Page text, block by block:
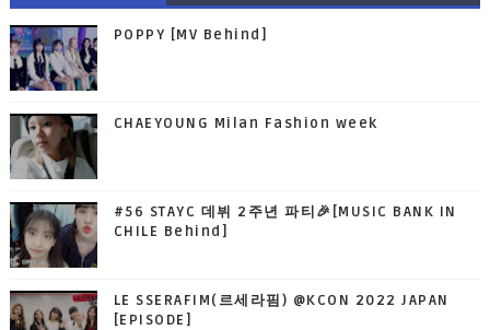
POPPY [MV Behind]
CHAEYOUNG Milan Fashion week
#56 STAYC 데뷔 2주년 파티🎉[MUSIC BANK IN
CHILE Behind]
LE SSERAFIM(르세라핌) @KCON 2022 JAPAN
[EPISODE]